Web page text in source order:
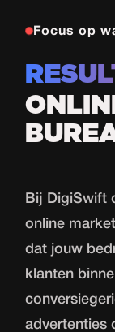
Focus op
Bij DigiSwift
online
dat jouw
klanten
advertenties